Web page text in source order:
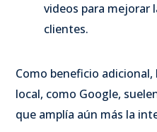
videos para mejorar
clientes.
Como beneficio
local, como Google,
que amplía aún más la